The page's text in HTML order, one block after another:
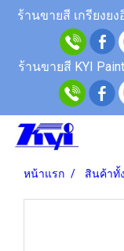
ร้านขายสี เกรียงย
ร้านขายสี KYI
หน้าแรก สินค้าทั้